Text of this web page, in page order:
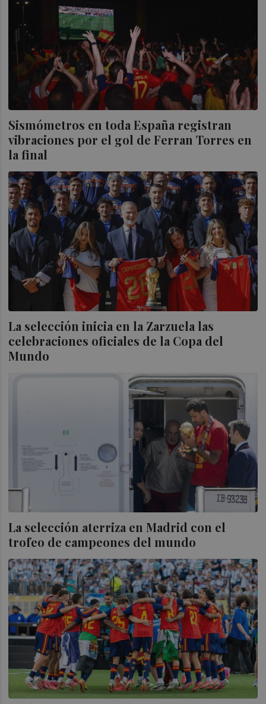
Sismómetros en toda España registran
vibraciones por el gol de Ferran Torres en
la final
La selección inicia en la Zarzuela las
celebraciones oficiales de la Copa del
Mundo
La selección aterriza en Madrid con el
trofeo de campeones del mundo